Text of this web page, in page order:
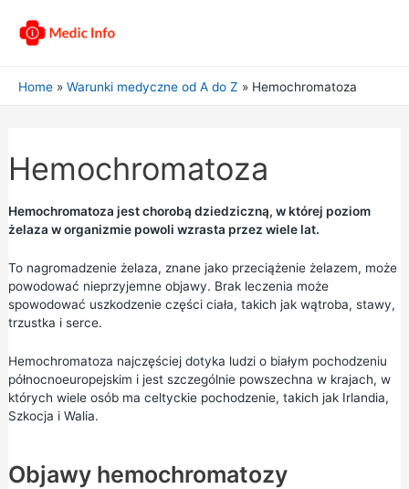
Home Warunki medyczne od A do Z Hemochromatoza
Hemochromatoza
Hemochromatoza jest chorobą dziedziczną, w której poziom
żelaza w organizmie powoli wzrasta przez wiele lat.
To nagromadzenie żelaza, znane jako przeciążenie żelazem, może
powodować nieprzyjemne objawy. Brak leczenia może
spowodować uszkodzenie części ciała, takich jak wątroba, stawy,
trzustka i serce.
Hemochromatoza najczęściej dotyka ludzi o białym pochodzeniu
północnoeuropejskim i jest szczególnie powszechna w krajach, w
których wiele osób ma celtyckie pochodzenie, takich jak Irlandia,
Szkocja i Walia.
Objawy hemochromatozy